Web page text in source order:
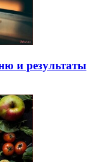
и результаты